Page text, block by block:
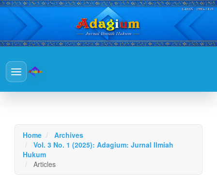
Navigation
Main
Content
Sidebar
Toggle
navigation
Home
Archives
Vol. 3 No. 1 (2025): Adagium: Jurnal Ilmiah
Hukum
Articles